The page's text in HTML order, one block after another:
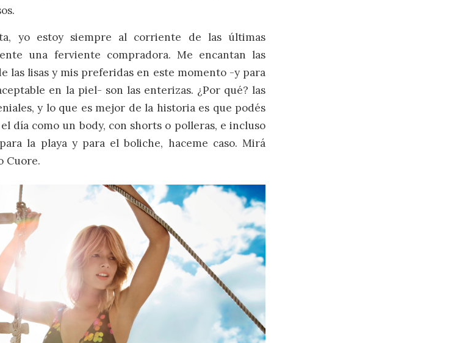
yo estoy siempre al corriente de las últimas
una ferviente compradora. Me encantan las
las lisas y mis preferidas en este momento -y para
en la piel- son las enterizas. ¿Por qué? las
y lo que es mejor de la historia es que podés
día como un body, con shorts o polleras, e incluso
la playa y para el boliche, haceme caso. Mirá
Cuore.